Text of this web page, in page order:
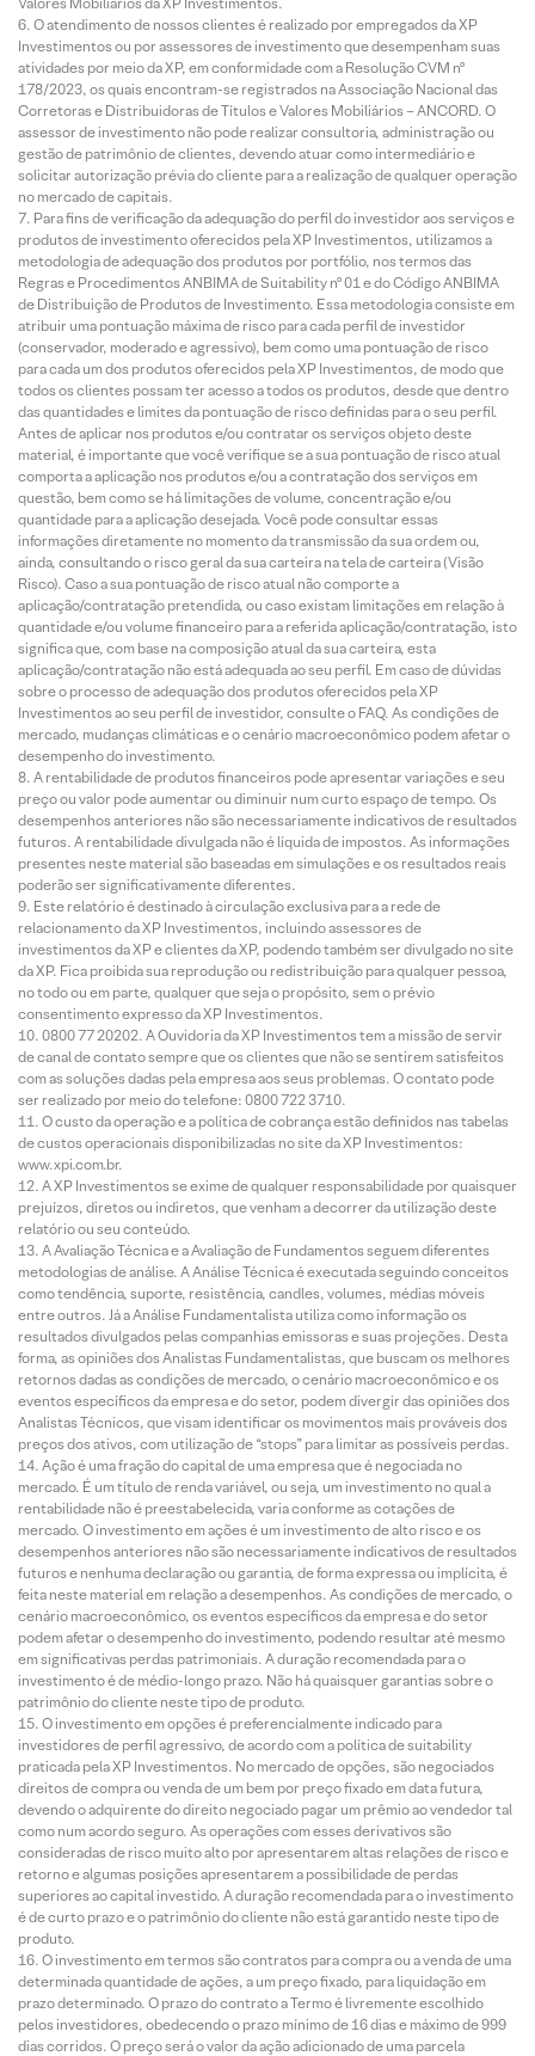
O atendimento de nossos clientes é realizado por empregados da XP
Investimentos ou por assessores de investimento que desempenham suas
atividades por meio da XP, em conformidade com a Resolução CVM nº
178/2023, os quais encontram-se registrados na Associação Nacional das
Corretoras e Distribuidoras de Títulos e Valores Mobiliários – ANCORD. O
assessor de investimento não pode realizar consultoria, administração ou
gestão de patrimônio de clientes, devendo atuar como intermediário e
solicitar autorização prévia do cliente para a realização de qualquer operação
no mercado de capitais.
Para fins de verificação da adequação do perfil do investidor aos serviços e
produtos de investimento oferecidos pela XP Investimentos, utilizamos a
metodologia de adequação dos produtos por portfólio, nos termos das
Regras e Procedimentos ANBIMA de Suitability nº 01 e do Código ANBIMA
de Distribuição de Produtos de Investimento. Essa metodologia consiste em
atribuir uma pontuação máxima de risco para cada perfil de investidor
(conservador, moderado e agressivo), bem como uma pontuação de risco
para cada um dos produtos oferecidos pela XP Investimentos, de modo que
todos os clientes possam ter acesso a todos os produtos, desde que dentro
das quantidades e limites da pontuação de risco definidas para o seu perfil.
Antes de aplicar nos produtos e/ou contratar os serviços objeto deste
material, é importante que você verifique se a sua pontuação de risco atual
comporta a aplicação nos produtos e/ou a contratação dos serviços em
questão, bem como se há limitações de volume, concentração e/ou
quantidade para a aplicação desejada. Você pode consultar essas
informações diretamente no momento da transmissão da sua ordem ou,
ainda, consultando o risco geral da sua carteira na tela de carteira (Visão
Risco). Caso a sua pontuação de risco atual não comporte a
aplicação/contratação pretendida, ou caso existam limitações em relação à
quantidade e/ou volume financeiro para a referida aplicação/contratação, isto
significa que, com base na composição atual da sua carteira, esta
aplicação/contratação não está adequada ao seu perfil. Em caso de dúvidas
sobre o processo de adequação dos produtos oferecidos pela XP
Investimentos ao seu perfil de investidor, consulte o FAQ. As condições de
mercado, mudanças climáticas e o cenário macroeconômico podem afetar o
desempenho do investimento.
A rentabilidade de produtos financeiros pode apresentar variações e seu
preço ou valor pode aumentar ou diminuir num curto espaço de tempo. Os
desempenhos anteriores não são necessariamente indicativos de resultados
futuros. A rentabilidade divulgada não é líquida de impostos. As informações
presentes neste material são baseadas em simulações e os resultados reais
poderão ser significativamente diferentes.
Este relatório é destinado à circulação exclusiva para a rede de
relacionamento da XP Investimentos, incluindo assessores de
investimentos da XP e clientes da XP, podendo também ser divulgado no site
da XP. Fica proibida sua reprodução ou redistribuição para qualquer pessoa,
no todo ou em parte, qualquer que seja o propósito, sem o prévio
consentimento expresso da XP Investimentos.
0800 77 20202. A Ouvidoria da XP Investimentos tem a missão de servir
de canal de contato sempre que os clientes que não se sentirem satisfeitos
com as soluções dadas pela empresa aos seus problemas. O contato pode
ser realizado por meio do telefone: 0800 722 3710.
O custo da operação e a política de cobrança estão definidos nas tabelas
de custos operacionais disponibilizadas no site da XP Investimentos:
www.xpi.com.br.
A XP Investimentos se exime de qualquer responsabilidade por quaisquer
prejuízos, diretos ou indiretos, que venham a decorrer da utilização deste
relatório ou seu conteúdo.
A Avaliação Técnica e a Avaliação de Fundamentos seguem diferentes
metodologias de análise. A Análise Técnica é executada seguindo conceitos
como tendência, suporte, resistência, candles, volumes, médias móveis
entre outros. Já a Análise Fundamentalista utiliza como informação os
resultados divulgados pelas companhias emissoras e suas projeções. Desta
forma, as opiniões dos Analistas Fundamentalistas, que buscam os melhores
retornos dadas as condições de mercado, o cenário macroeconômico e os
eventos específicos da empresa e do setor, podem divergir das opiniões dos
Analistas Técnicos, que visam identificar os movimentos mais prováveis dos
preços dos ativos, com utilização de “stops” para limitar as possíveis perdas.
Ação é uma fração do capital de uma empresa que é negociada no
mercado. É um título de renda variável, ou seja, um investimento no qual a
rentabilidade não é preestabelecida, varia conforme as cotações de
mercado. O investimento em ações é um investimento de alto risco e os
desempenhos anteriores não são necessariamente indicativos de resultados
futuros e nenhuma declaração ou garantia, de forma expressa ou implícita, é
feita neste material em relação a desempenhos. As condições de mercado, o
cenário macroeconômico, os eventos específicos da empresa e do setor
podem afetar o desempenho do investimento, podendo resultar até mesmo
em significativas perdas patrimoniais. A duração recomendada para o
investimento é de médio-longo prazo. Não há quaisquer garantias sobre o
patrimônio do cliente neste tipo de produto.
O investimento em opções é preferencialmente indicado para
investidores de perfil agressivo, de acordo com a política de suitability
praticada pela XP Investimentos. No mercado de opções, são negociados
direitos de compra ou venda de um bem por preço fixado em data futura,
devendo o adquirente do direito negociado pagar um prêmio ao vendedor tal
como num acordo seguro. As operações com esses derivativos são
consideradas de risco muito alto por apresentarem altas relações de risco e
retorno e algumas posições apresentarem a possibilidade de perdas
superiores ao capital investido. A duração recomendada para o investimento
é de curto prazo e o patrimônio do cliente não está garantido neste tipo de
produto.
O investimento em termos são contratos para compra ou a venda de uma
determinada quantidade de ações, a um preço fixado, para liquidação em
prazo determinado. O prazo do contrato a Termo é livremente escolhido
pelos investidores, obedecendo o prazo mínimo de 16 dias e máximo de 999
dias corridos. O preço será o valor da ação adicionado de uma parcela